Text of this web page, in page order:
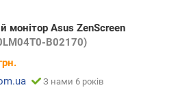
монітор Asus ZenScreen
B02170)
З нами 6 років